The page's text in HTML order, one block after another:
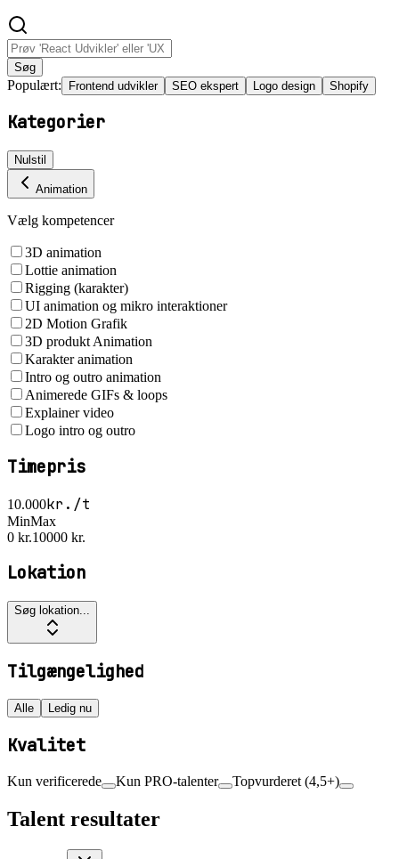
Søg
Populært: Frontend udvikler SEO ekspert Logo design Shopify
Kategorier
Nulstil
Animation
Vælg kompetencer
3D animation
Lottie animation
Rigging (karakter)
UI animation og mikro interaktioner
2D Motion Grafik
3D produkt Animation
Karakter animation
Intro og outro animation
Animerede GIFs & loops
Explainer video
Logo intro og outro
Timepris
10.000kr./t
MinMax
0 kr.10000 kr.
Lokation
Søg lokation...
Tilgængelighed
Alle Ledig nu
Kvalitet
Kun verificerede Kun PRO-talenter Topvurderet (4,5+)
Talent resultater